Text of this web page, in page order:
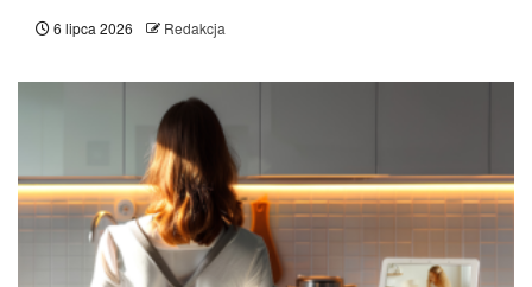
6 lipca 2026 Redakcja